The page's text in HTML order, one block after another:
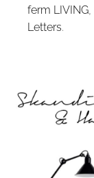
ferm LIVING
Letters.